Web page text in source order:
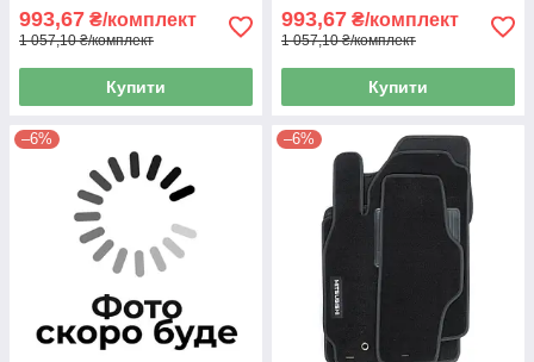
993,67 ₴/комплект
1 057,10 ₴/комплект
Купити
993,67 ₴/комплект
1 057,10 ₴/комплект
Купити
–6% –6%